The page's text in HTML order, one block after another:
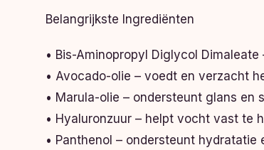
Belangrijkste Ingrediënten
• Bis-Aminopropyl Diglycol
• Avocado-olie – voedt en verzacht
• Marula-olie – ondersteunt glans en
• Hyaluronzuur – helpt vocht vast te
• Panthenol – ondersteunt hydratatie